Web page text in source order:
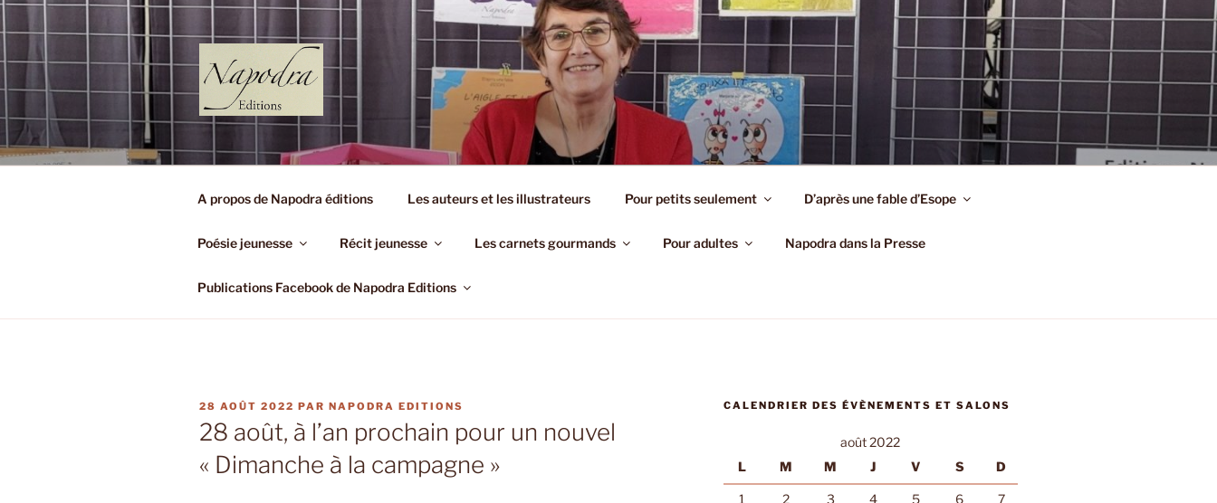
Aller
au
contenu
principal
NAPODRA EDITIONS
A propos de Napodra éditions Les auteurs et les illustrateurs Pour petits seulement D’après une fable d’Esope
Poésie jeunesse Récit jeunesse Les carnets gourmands Pour adultes Napodra dans la Presse
Publications Facebook de Napodra Editions
PUBLIÉ
LE
28 AOÛT 2022 PAR NAPODRA EDITIONS
28 août, à l’an prochain pour un nouvel
« Dimanche à la campagne »
CALENDRIER DES ÉVÈNEMENTS ET SALONS
août 2022
L
M M J V S D
1 2 3 4 5 6
7